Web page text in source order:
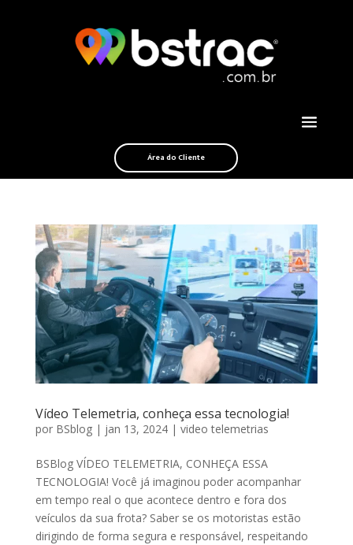
Área do Cliente
Vídeo Telemetria, conheça essa tecnologia!
por BSblog| jan 13, 2024| video telemetrias
BSBlog VÍDEO TELEMETRIA, CONHEÇA ESSA
TECNOLOGIA! Você já imaginou poder acompanhar
em tempo real o que acontece dentro e fora dos
veículos da sua frota? Saber se os motoristas estão
dirigindo de forma segura e responsável, respeitando